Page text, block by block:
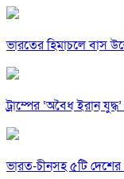
ভারতের হিমাচলে বাস
ট্রাম্পের ‘অবৈধ ইরান
ভারত-চীনসহ ৫টি